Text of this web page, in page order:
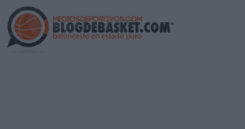
Skip
to
main